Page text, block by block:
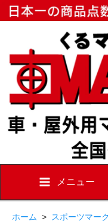
メニュー
ホーム > スポーツマー